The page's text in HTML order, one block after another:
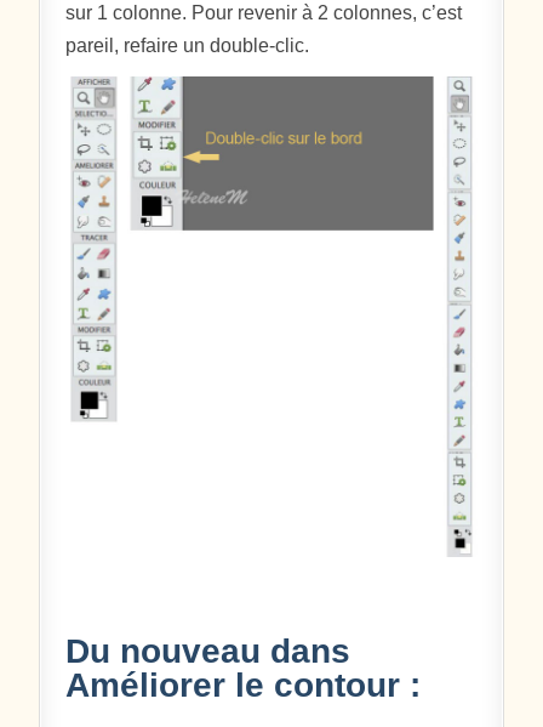
sur 1 colonne. Pour revenir à 2 colonnes, c’est
pareil, refaire un double-clic.
Du nouveau dans
Améliorer le contour :